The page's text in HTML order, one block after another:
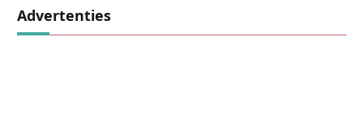
Advertenties